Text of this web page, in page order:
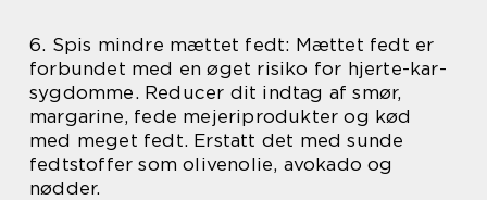
6. Spis mindre mættet fedt: Mættet fedt er
forbundet med en øget risiko for hjerte-kar-
sygdomme. Reducer dit indtag af smør,
margarine, fede mejeriprodukter og kød
med meget fedt. Erstatt det med sunde
fedtstoffer som olivenolie, avokado og
nødder.